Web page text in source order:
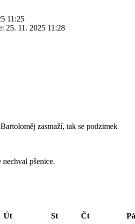
11:25
25. 11. 2025 11:28
zasmaží, tak se podzimek
pšenice.
Út St Čt
Pá